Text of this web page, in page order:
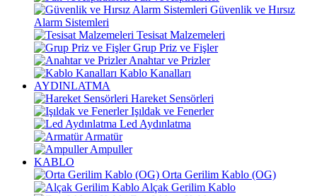
Güvenlik ve Hırsız
Alarm Sistemleri
Tesisat Malzemeleri
Grup Priz ve Fişler
Anahtar ve Prizler
Kablo Kanalları
AYDINLATMA
Hareket Sensörleri
Işıldak ve Fenerler
Led Aydınlatma
Armatür
Ampuller
KABLO
Orta Gerilim Kablo (OG)
Alçak Gerilim Kablo